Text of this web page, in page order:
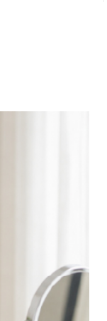
スキンケアブログ
ヘアケアブログ